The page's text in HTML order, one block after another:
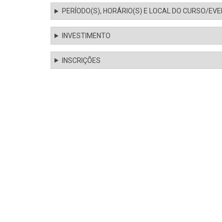
PERÍODO(S), HORÁRIO(S) E LOCAL DO CURSO/
INVESTIMENTO
INSCRIÇÕES